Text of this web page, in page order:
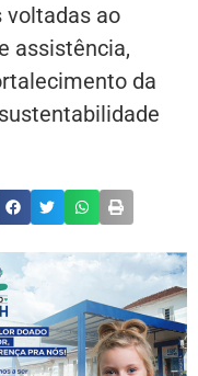
ao
assistência,
da